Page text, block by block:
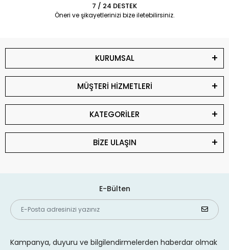
7 / 24 DESTEK
Öneri ve şikayetlerinizi bize iletebilirsiniz.
KURUMSAL
MÜŞTERİ HİZMETLERİ
KATEGORİLER
BİZE ULAŞIN
E-Bülten
Kampanya, duyuru ve bilgilendirmelerden haberdar olmak